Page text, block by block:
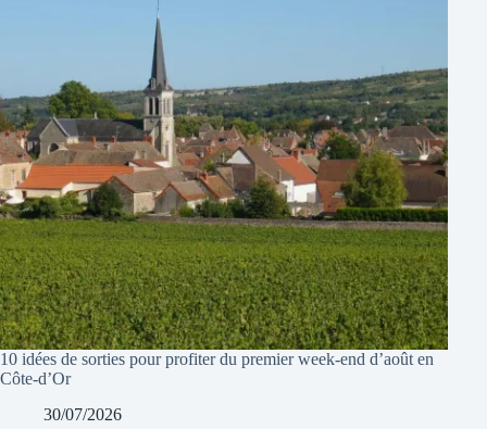
10 idées de sorties pour profiter du premier week-end d’août en
Côte-d’Or
30/07/2026